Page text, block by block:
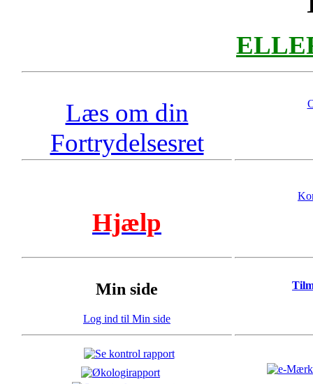
Læs om din
Fortrydelsesret
Hjælp
Min side
Log ind til Min side